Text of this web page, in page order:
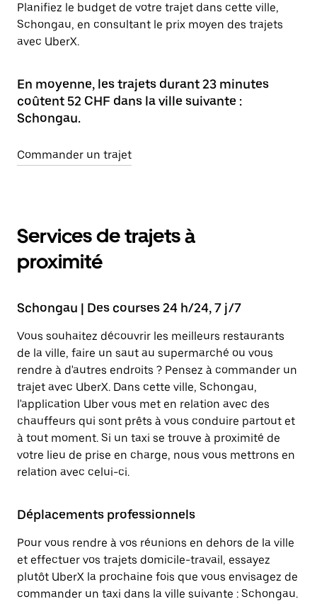
Planifiez le budget de votre trajet dans cette ville,
Schongau, en consultant le prix moyen des trajets
avec UberX.
En moyenne, les trajets durant 23 minutes
coûtent 52 CHF dans la ville suivante :
Schongau.
Commander un trajet
Services de trajets à
proximité
Schongau | Des courses 24 h/24, 7 j/7
Vous souhaitez découvrir les meilleurs restaurants
de la ville, faire un saut au supermarché ou vous
rendre à d'autres endroits ? Pensez à commander un
trajet avec UberX. Dans cette ville, Schongau,
l'application Uber vous met en relation avec des
chauffeurs qui sont prêts à vous conduire partout et
à tout moment. Si un taxi se trouve à proximité de
votre lieu de prise en charge, nous vous mettrons en
relation avec celui-ci.
Déplacements professionnels
Pour vous rendre à vos réunions en dehors de la ville
et effectuer vos trajets domicile-travail, essayez
plutôt UberX la prochaine fois que vous envisagez de
commander un taxi dans la ville suivante : Schongau.